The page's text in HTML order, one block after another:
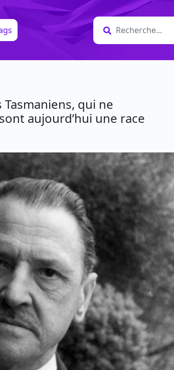
qui ne
aujourd’hui une race